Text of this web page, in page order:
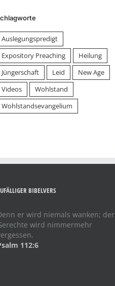
Auslegungspredigt
Expository Preaching
Heilung
Jüngerschaft
Leid
New Age
Videos
Wohlstand
Wohlstandsevangelium
BIBELVERS
er wird niemals wanken; der
wird nimmermehr
112:6